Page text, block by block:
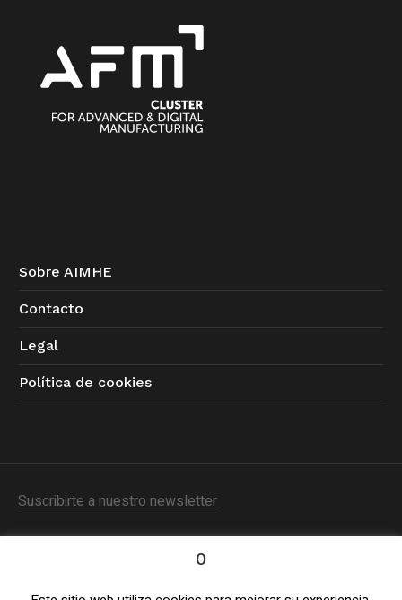
Sobre AIMHE
Contacto
Legal
Política de cookies
Suscribirte a nuestro newsletter
0